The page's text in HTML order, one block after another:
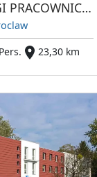
NOCLEGI PRACOWNICZE
23,30 km